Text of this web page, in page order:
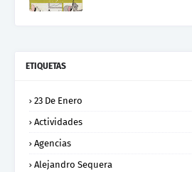
ETIQUETAS
23 De Enero
Actividades
Agencias
Alejandro Sequera